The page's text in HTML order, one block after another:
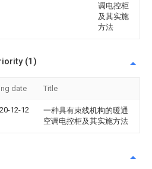
调电控柜
及其实施
方法
(1)
date Title
12-12
一种具有束线机构的暖通
空调电控柜及其实施方法